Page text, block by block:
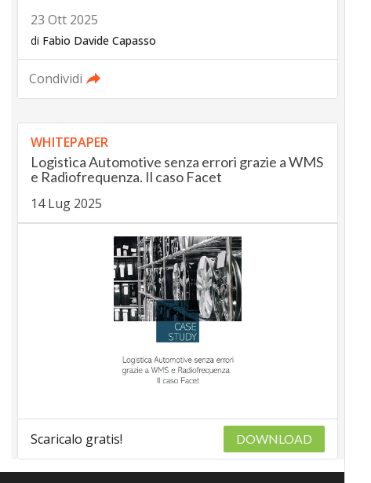
23 Ott 2025
di Fabio Davide Capasso
Condividi
WHITEPAPER
Logistica Automotive senza errori grazie a WMS
e Radiofrequenza. Il caso Facet
14 Lug 2025
Scaricalo gratis! DOWNLOAD